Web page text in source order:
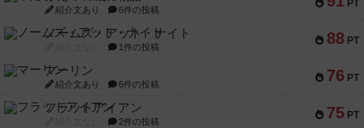
PT
紹介文あり 6件の投稿
88 PT
ノームズ・アット・ナイト
1件の投稿
76 PT
マーリン
紹介文あり 6件の投稿
75 PT
フラットアイアン
2件の投稿